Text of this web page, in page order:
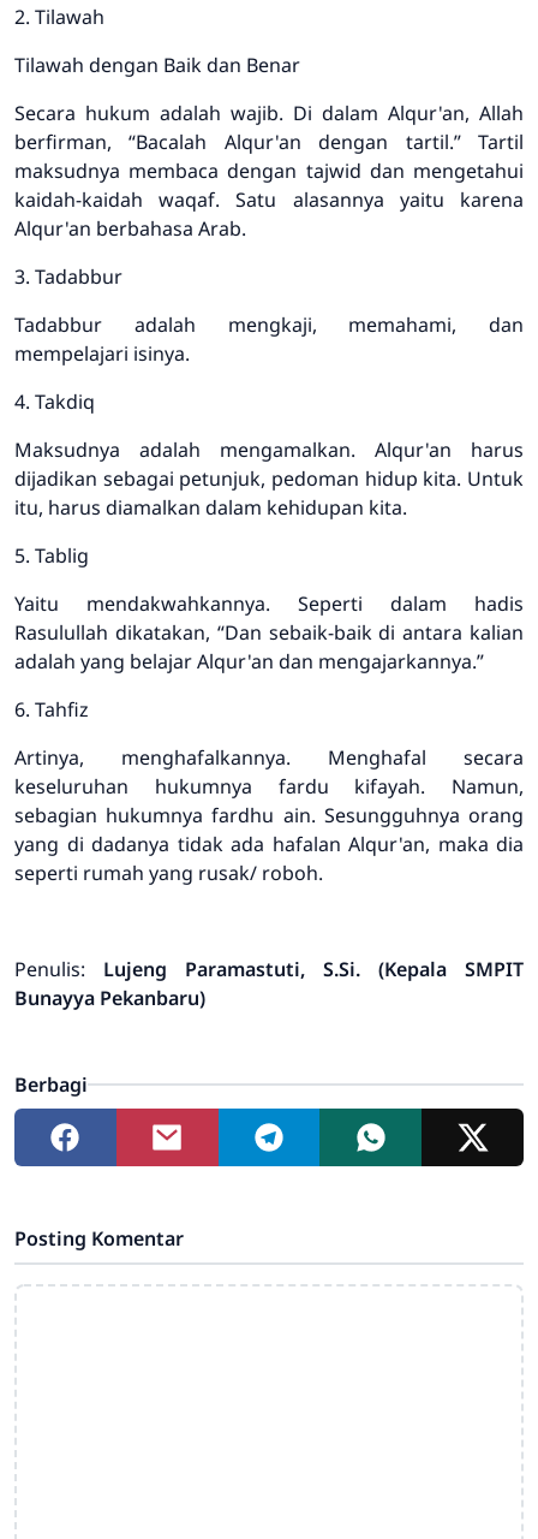
2. Tilawah
Tilawah dengan Baik dan Benar
Secara hukum adalah wajib. Di dalam Alqur'an, Allah
berfirman, “Bacalah Alqur'an dengan tartil.” Tartil
maksudnya membaca dengan tajwid dan mengetahui
kaidah-kaidah waqaf. Satu alasannya yaitu karena
Alqur'an berbahasa Arab.
3. Tadabbur
Tadabbur adalah mengkaji, memahami, dan
mempelajari isinya.
4. Takdiq
Maksudnya adalah mengamalkan. Alqur'an harus
dijadikan sebagai petunjuk, pedoman hidup kita. Untuk
itu, harus diamalkan dalam kehidupan kita.
5. Tablig
Yaitu mendakwahkannya. Seperti dalam hadis
Rasulullah dikatakan, “Dan sebaik-baik di antara kalian
adalah yang belajar Alqur'an dan mengajarkannya.”
6. Tahfiz
Artinya, menghafalkannya. Menghafal secara
keseluruhan hukumnya fardu kifayah. Namun,
sebagian hukumnya fardhu ain. Sesungguhnya orang
yang di dadanya tidak ada hafalan Alqur'an, maka dia
seperti rumah yang rusak/ roboh.
Penulis: Lujeng Paramastuti, S.Si. (Kepala SMPIT
Bunayya Pekanbaru)
Berbagi
Posting Komentar